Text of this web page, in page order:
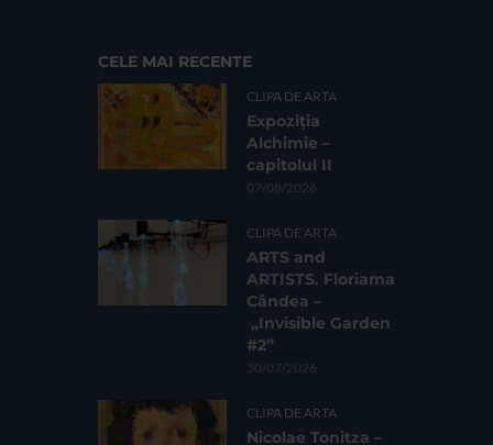
CELE MAI RECENTE
CLIPA DE ARTA
Expoziția
Alchimie –
capitolul II
07/08/2026
CLIPA DE ARTA
ARTS and
ARTISTS. Floriama
Cândea –
„Invisible Garden
#2”
30/07/2026
CLIPA DE ARTA
Nicolae Tonitza –